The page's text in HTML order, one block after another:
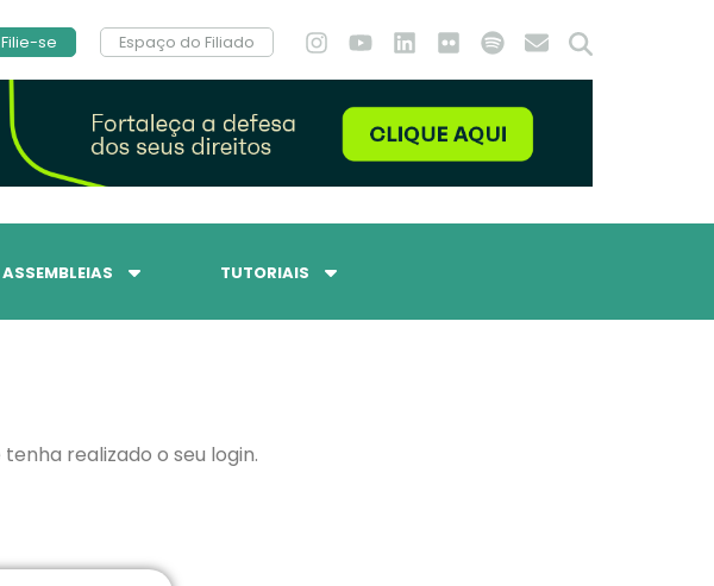
Filie-se Espaço do Filiado
ASSEMBLEIAS TUTORIAIS
realizado o seu login.